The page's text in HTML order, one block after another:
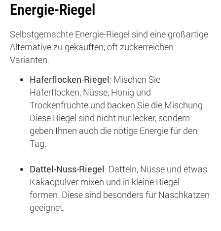
Energie-Riegel
Selbstgemachte Energie-Riegel sind eine großartige
Alternative zu gekauften, oft zuckerreichen
Varianten.
Haferflocken-Riegel: Mischen Sie
Haferflocken, Nüsse, Honig und
Trockenfrüchte und backen Sie die Mischung.
Diese Riegel sind nicht nur lecker, sondern
geben Ihnen auch die nötige Energie für den
Tag.
Dattel-Nuss-Riegel: Datteln, Nüsse und etwas
Kakaopulver mixen und in kleine Riegel
formen. Diese sind besonders für Naschkatzen
geeignet.